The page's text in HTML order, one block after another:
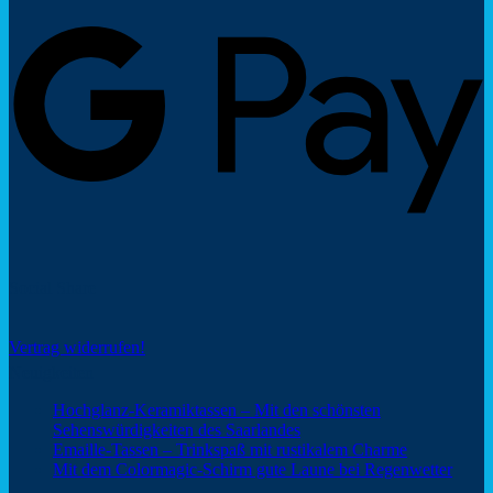
Vertrag widerrufen!
Hochglanz-Keramiktassen – Mit den schönsten
Sehenswürdigkeiten des SaarlandesKeine
Kommentare
zu
Emaille-Tassen – Trinkspaß mit rustikalem CharmeKeine
Mit dem Colormagic-Schirm gute Laune bei RegenwetterKeine